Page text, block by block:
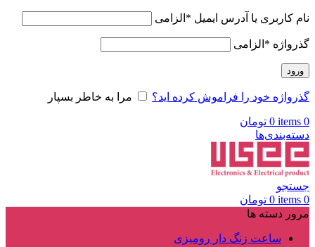
نام کاربری یا آدرس ایمیل * الزامی
گذرواژه * الزامی
ورود
گذرواژه خود را فراموش کرده اید؟ مرا به خاطر بسپار
0
items
0 تومان
دسته‌بندی‌ها
جستجو
0
items
0 تومان
مرور دسته ها
ساعت زنگ دار رومیزی